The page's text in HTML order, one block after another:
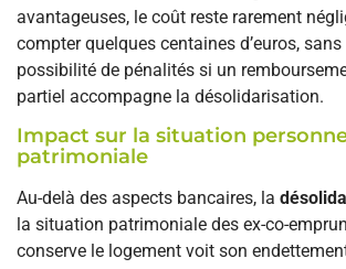
avantageuses, le coût reste rarement
compter quelques centaines d’euros,
possibilité de pénalités si un
partiel accompagne la désolidarisation.
Impact sur la situation
patrimoniale
Au-delà des aspects bancaires, la
la situation patrimoniale des ex-co-
conserve le logement voit son